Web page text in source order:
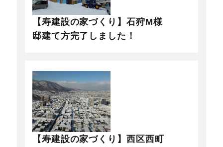
【寿建設の家づくり】石狩M様
邸建て方完了しました！
【寿建設の家づくり】西区西町